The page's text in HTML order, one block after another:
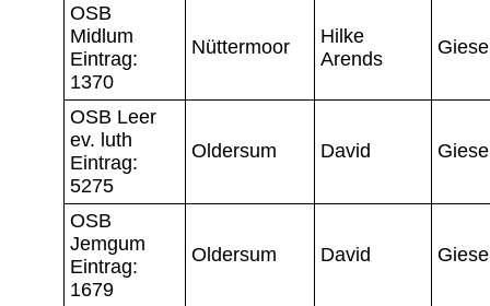
OSB
Midlum
Eintrag:
1370
Nüttermoor
Hilke
Arends
OSB Leer
ev. luth
Eintrag:
5275
Oldersum David
OSB
Jemgum
Eintrag:
1679
Oldersum David